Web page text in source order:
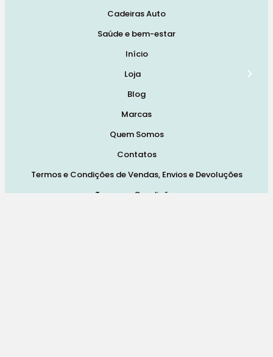
Cadeiras Auto
Saúde e bem-estar
Início
Loja
Blog
Marcas
Quem Somos
Contatos
Termos e Condições de Vendas, Envios e Devoluções
Termos e Condições